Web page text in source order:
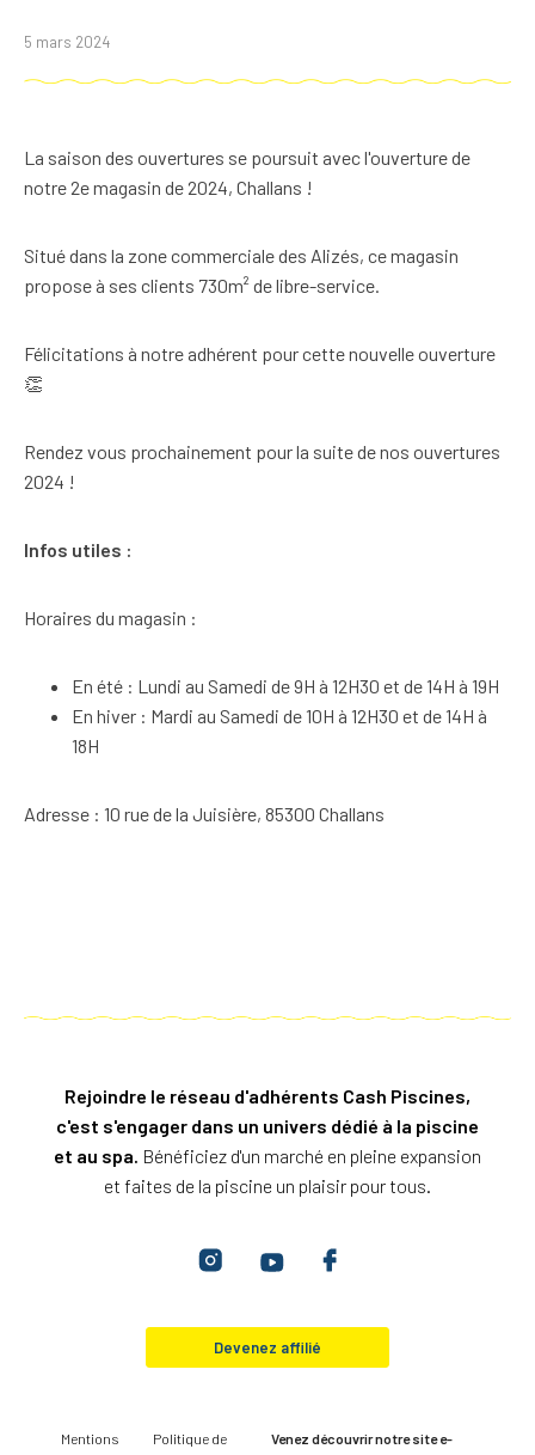
5 mars 2024
La saison des ouvertures se poursuit avec l'ouverture de
notre 2e magasin de 2024, Challans !
Situé dans la zone commerciale des Alizés, ce magasin
propose à ses clients 730m² de libre-service.
Félicitations à notre adhérent pour cette nouvelle ouverture
👏
Rendez vous prochainement pour la suite de nos ouvertures
2024 !
Infos utiles :
Horaires du magasin :
En été : Lundi au Samedi de 9H à 12H30 et de 14H à 19H
En hiver : Mardi au Samedi de 10H à 12H30 et de 14H à
18H
Adresse : 10 rue de la Juisière, 85300 Challans
Rejoindre le réseau d'adhérents Cash Piscines,
c'est s'engager dans un univers dédié à la piscine
et au spa. Bénéficiez d'un marché en pleine expansion
et faites de la piscine un plaisir pour tous.
Devenez affilié
Mentions
Politique de
Venez découvrir notre site e-